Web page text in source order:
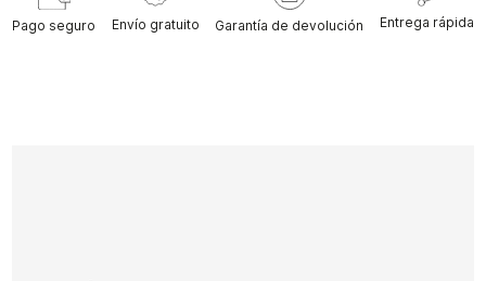
Pago seguro Envío gratuito Garantía de devolución Entrega rápida